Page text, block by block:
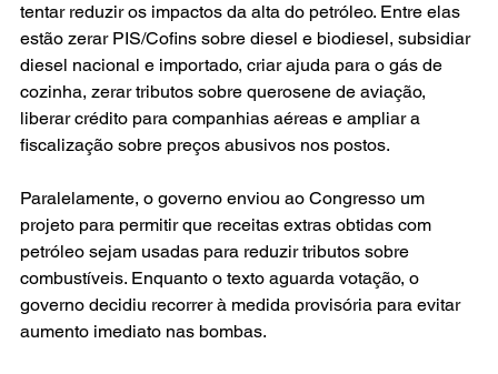
tentar reduzir os impactos da alta do petróleo. Entre elas
estão zerar PIS/Cofins sobre diesel e biodiesel, subsidiar
diesel nacional e importado, criar ajuda para o gás de
cozinha, zerar tributos sobre querosene de aviação,
liberar crédito para companhias aéreas e ampliar a
fiscalização sobre preços abusivos nos postos.
Paralelamente, o governo enviou ao Congresso um
projeto para permitir que receitas extras obtidas com
petróleo sejam usadas para reduzir tributos sobre
combustíveis. Enquanto o texto aguarda votação, o
governo decidiu recorrer à medida provisória para evitar
aumento imediato nas bombas.